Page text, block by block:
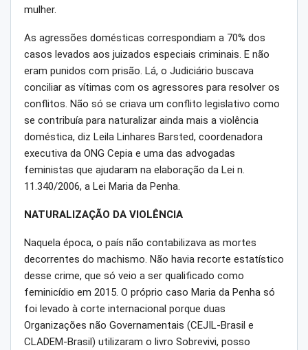
mulher.
As agressões domésticas correspondiam a 70% dos
casos levados aos juizados especiais criminais. E não
eram punidos com prisão. Lá, o Judiciário buscava
conciliar as vítimas com os agressores para resolver os
conflitos. Não só se criava um conflito legislativo como
se contribuía para naturalizar ainda mais a violência
doméstica, diz Leila Linhares Barsted, coordenadora
executiva da ONG Cepia e uma das advogadas
feministas que ajudaram na elaboração da Lei n.
11.340/2006, a Lei Maria da Penha.
NATURALIZAÇÃO DA VIOLÊNCIA
Naquela época, o país não contabilizava as mortes
decorrentes do machismo. Não havia recorte estatístico
desse crime, que só veio a ser qualificado como
feminicídio em 2015. O próprio caso Maria da Penha só
foi levado à corte internacional porque duas
Organizações não Governamentais (CEJIL-Brasil e
CLADEM-Brasil) utilizaram o livro Sobrevivi, posso